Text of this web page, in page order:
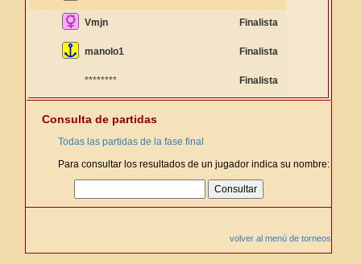
Vmjn Finalista
manolo1 Finalista
******** Finalista
Consulta de partidas
Todas las partidas de la fase final
Para consultar los resultados de un jugador indica su nombre:
volver al menú de torneos